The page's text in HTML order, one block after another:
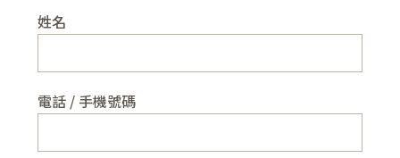
姓名
電話 / 手機號碼